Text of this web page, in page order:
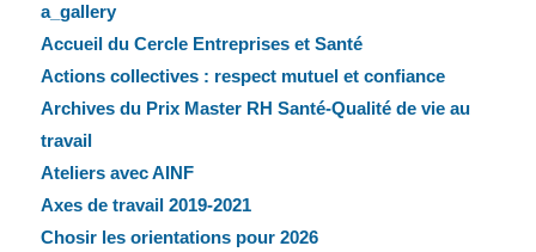
a_gallery
Accueil du Cercle Entreprises et Santé
Actions collectives : respect mutuel et confiance
Archives du Prix Master RH Santé-Qualité de vie au
travail
Ateliers avec AINF
Axes de travail 2019-2021
Chosir les orientations pour 2026